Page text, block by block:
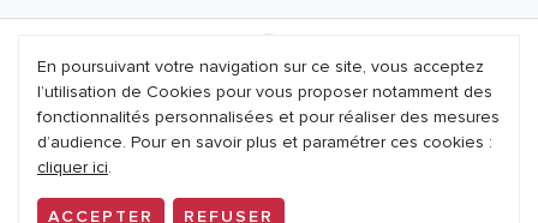
Mentions légales
Nous contacter
Politique de confidentialité
En poursuivant votre navigation sur ce site, vous acceptez
l’utilisation de Cookies pour vous proposer notamment des
fonctionnalités personnalisées et pour réaliser des mesures
d’audience. Pour en savoir plus et paramétrer ces cookies :
cliquer ici.
ACCEPTER REFUSER